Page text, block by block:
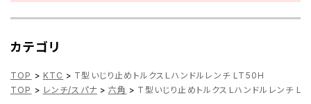
カテゴリ
TOP > KTC > T型いじり止めトルクスＬハンドルレンチ LT50H
TOP > レンチ/スパナ > 六角 > T型いじり止めトルクスＬハンドルレンチ